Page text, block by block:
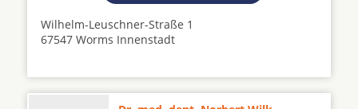
Wilhelm-Leuschner-Straße 1
67547 Worms Innenstadt